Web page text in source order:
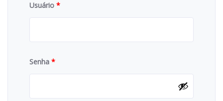
Usuário *
Senha *